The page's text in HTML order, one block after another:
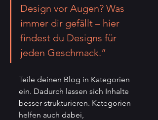
Design vor Augen? Was
immer dir gefällt – hier
findest du Designs für
jeden Geschmack.”
Teile deinen Blog in Kategorien
ein. Dadurch lassen sich Inhalte
besser strukturieren. Kategorien
helfen auch dabei,